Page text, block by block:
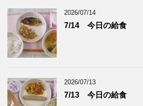
2026/07/14
7/14 今日の給食
2026/07/13
7/13 今日の給食